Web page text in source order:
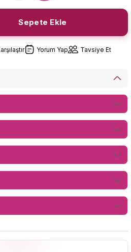
Sepete Ekle
Yorum Yap Tavsiye Et